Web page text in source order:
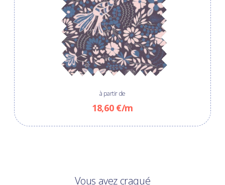
à partir de
18,60 €/m
Vous avez craqué